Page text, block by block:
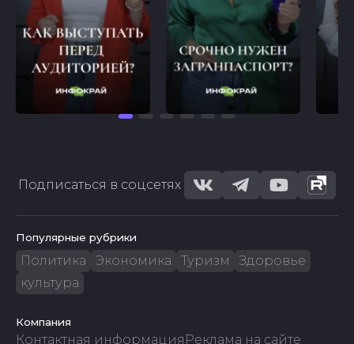
Подписаться в соцсетях
Популярные рубрики
Политика Экономика Туризм
Здоровье
культура
Компания
Контактная информация Реклама на сайте